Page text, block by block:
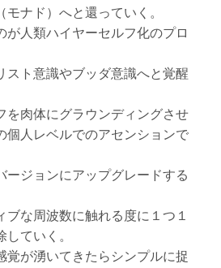
モナド）へと還っていく。
が人類ハイヤーセルフ化のプロ
スト意識やブッダ意識へと覚醒
を肉体にグラウンディングさせ
個人レベルでのアセンションで
ージョンにアップグレードする
ブな周波数に触れる度に１つ１
ていく。
覚が湧いてきたらシンプルに捉